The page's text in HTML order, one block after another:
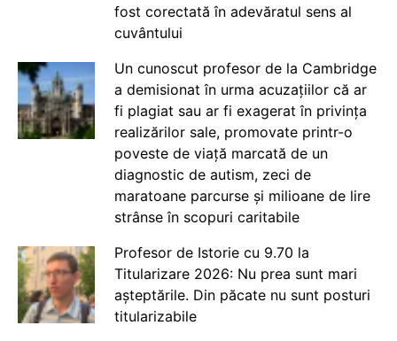
fost corectată în adevăratul sens al
cuvântului
Un cunoscut profesor de la Cambridge
a demisionat în urma acuzațiilor că ar
fi plagiat sau ar fi exagerat în privința
realizărilor sale, promovate printr-o
poveste de viață marcată de un
diagnostic de autism, zeci de
maratoane parcurse și milioane de lire
strânse în scopuri caritabile
Profesor de Istorie cu 9.70 la
Titularizare 2026: Nu prea sunt mari
așteptările. Din păcate nu sunt posturi
titularizabile